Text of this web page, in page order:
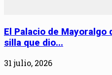
El Palacio de Mayoralgo
silla que dio...
31 julio, 2026